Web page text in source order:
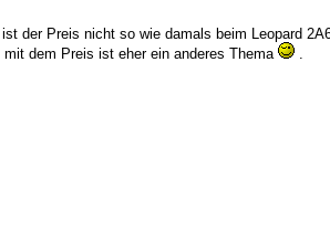
der Preis nicht so wie damals beim Leopard
mit dem Preis ist eher ein anderes Thema
.